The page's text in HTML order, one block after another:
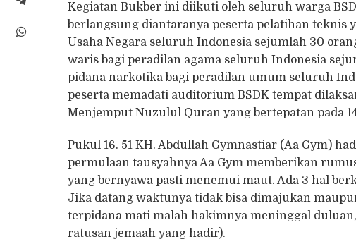
Kegiatan Bukber ini diikuti oleh seluruh warga
berlangsung diantaranya peserta pelatihan teknis
Usaha Negara seluruh Indonesia sejumlah 30
waris bagi peradilan agama seluruh Indonesia
pidana narkotika bagi peradilan umum seluruh
peserta memadati auditorium BSDK tempat
Menjemput Nuzulul Quran yang bertepatan pada
Pukul 16. 51 KH. Abdullah Gymnastiar (Aa Gym)
permulaan tausyahnya Aa Gym memberikan
yang bernyawa pasti menemui maut. Ada 3 hal
Jika datang waktunya tidak bisa dimajukan
terpidana mati malah hakimnya meninggal
ratusan jemaah yang hadir).